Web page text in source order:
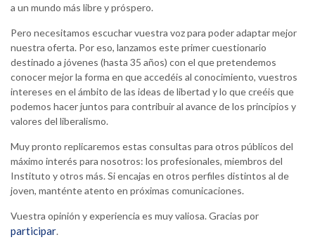
a un mundo más libre y próspero.
Pero necesitamos escuchar vuestra voz para poder adaptar mejor
nuestra oferta. Por eso, lanzamos este primer cuestionario
destinado a jóvenes (hasta 35 años) con el que pretendemos
conocer mejor la forma en que accedéis al conocimiento, vuestros
intereses en el ámbito de las ideas de libertad y lo que creéis que
podemos hacer juntos para contribuir al avance de los principios y
valores del liberalismo.
Muy pronto replicaremos estas consultas para otros públicos del
máximo interés para nosotros: los profesionales, miembros del
Instituto y otros más. Si encajas en otros perfiles distintos al de
joven, manténte atento en próximas comunicaciones.
Vuestra opinión y experiencia es muy valiosa. Gracias por
participar.